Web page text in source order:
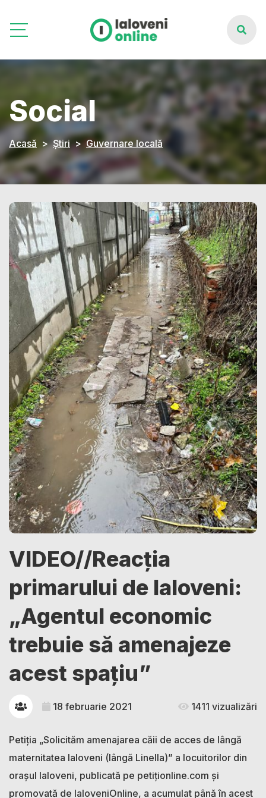
Social
Acasă Știri Guvernare locală
VIDEO//Reacția
primarului de Ialoveni:
„Agentul economic
trebuie să amenajeze
acest spațiu”
18 februarie 2021 1411 vizualizări
Petiția „Solicităm amenajarea căii de acces de lângă
maternitatea Ialoveni (lângă Linella)” a locuitorilor din
orașul Ialoveni, publicată pe petiționline.com și
promovată de IaloveniOnline, a acumulat până în acest